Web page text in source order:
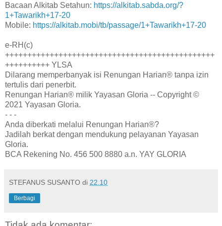
Bacaan Alkitab Setahun: https://alkitab.sabda.org/?
1+Tawarikh+17-20
Mobile: https://alkitab.mobi/tb/passage/1+Tawarikh+17-20
e-RH(c)
+++++++++++++++++++++++++++++++++++++++++++++++
++++++++++ YLSA
Dilarang memperbanyak isi Renungan Harian® tanpa izin
tertulis dari penerbit.
Renungan Harian® milik Yayasan Gloria -- Copyright ©
2021 Yayasan Gloria.
- - -
Anda diberkati melalui Renungan Harian®?
Jadilah berkat dengan mendukung pelayanan Yayasan
Gloria.
BCA Rekening No. 456 500 8880 a.n. YAY GLORIA
STEFANUS SUSANTO di 22.10
Berbagi